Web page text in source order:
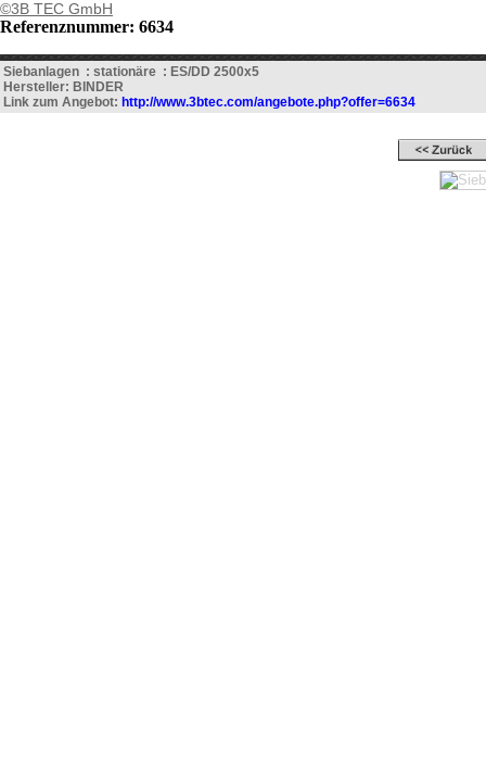
©3B TEC GmbH
Referenznummer: 6634
Siebanlagen : stationäre : ES/DD 2500x5
Hersteller: BINDER
Link zum Angebot: http://www.3btec.com/angebote.php?offer=6634